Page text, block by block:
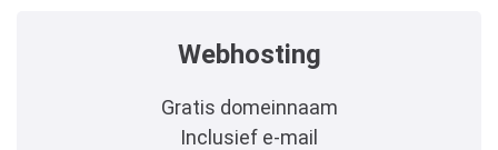
Webhosting
Gratis domeinnaam
Inclusief e-mail